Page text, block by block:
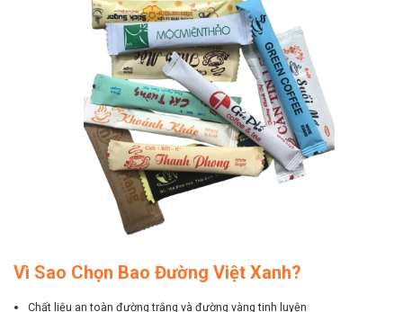
Vì Sao Chọn Bao Đường Việt Xanh?
Chất liệu an toàn đường trắng và đường vàng tinh luyện